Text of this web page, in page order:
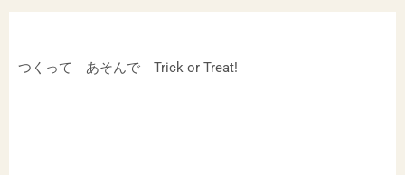
つくって あそんで Trick or Treat!